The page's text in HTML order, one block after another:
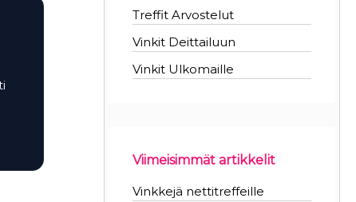
Treffit Arvostelut
Vinkit Deittailuun
Vinkit Ulkomaille
Viimeisimmät artikkelit
Vinkkejä nettitreffeille